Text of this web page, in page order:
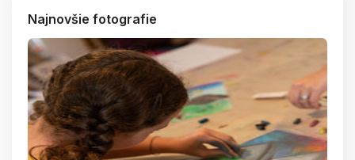
Najnovšie fotografie